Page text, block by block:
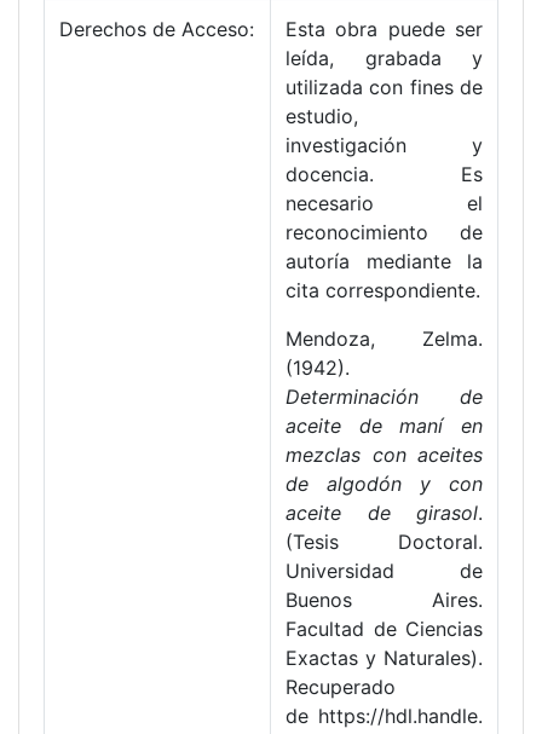
Derechos de Acceso:
Esta obra puede ser
leída, grabada y
utilizada con fines de
estudio,
investigación y
docencia. Es
necesario el
reconocimiento de
autoría mediante la
cita correspondiente.
Mendoza, Zelma.
(1942).
Determinación de
aceite de maní en
mezclas con aceites
de algodón y con
aceite de girasol.
(Tesis Doctoral.
Universidad de
Buenos Aires.
Facultad de Ciencias
Exactas y Naturales).
Recuperado
de https://hdl.handle.